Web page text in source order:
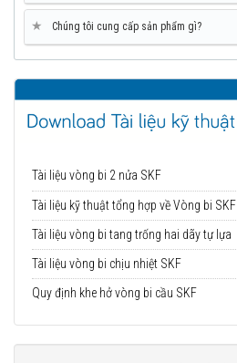
★ Chúng tôi cung cấp sản phẩm gì?
Tài liệu vòng bi 2 nửa SKF
Tài liệu kỹ thuật tổng hợp về Vòng bi SKF
Tài liệu vòng bi tang trống hai dãy tự lựa
Tài liệu vòng bi chịu nhiệt SKF
Quy định khe hở vòng bi cầu SKF